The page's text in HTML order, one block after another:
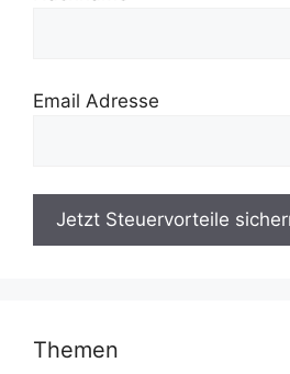
Email Adresse
Themen